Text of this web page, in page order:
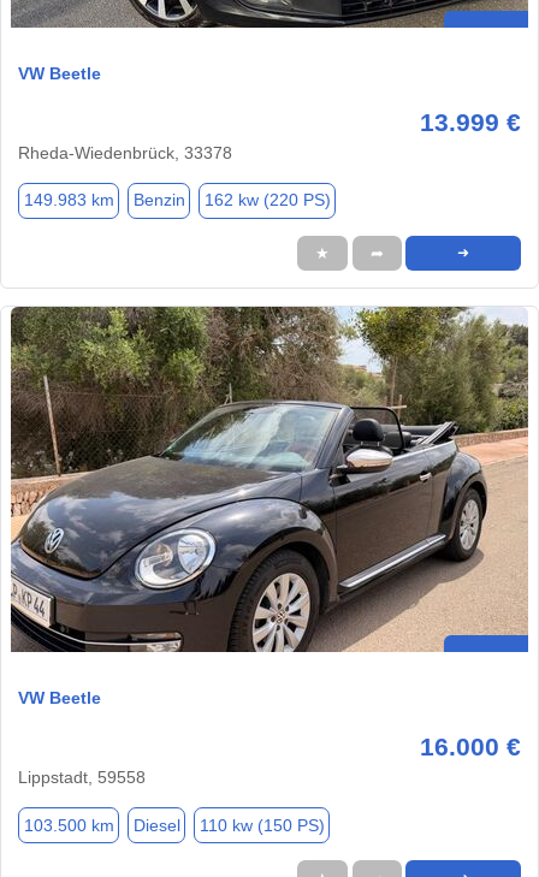
VW Beetle
13.999 €
Rheda-Wiedenbrück, 33378
149.983 km Benzin 162 kw (220 PS)
★ ➦ ➜
VW Beetle
16.000 €
Lippstadt, 59558
103.500 km Diesel 110 kw (150 PS)